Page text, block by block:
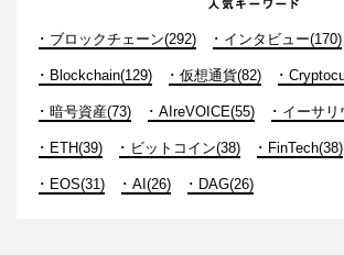
ブロックチェーン(292) インタビュー(170)
Blockchain(129) 仮想通貨(82)
暗号資産(73) AIreVOICE(55) イーサリ
ETH(39) ビットコイン(38) FinTech(38)
EOS(31) AI(26) DAG(26)